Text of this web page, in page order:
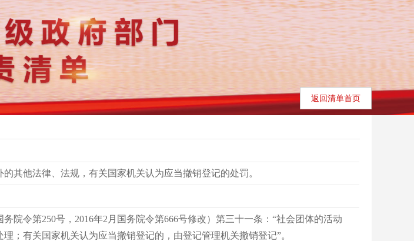
返回清单首页
其他法律、法规，有关国家机关认为应当撤销登记的处罚。
务院令第250号，2016年2月国务院令第666号修改）第三十一条：“社会团体的活动
；有关国家机关认为应当撤销登记的，由登记管理机关撤销登记”。